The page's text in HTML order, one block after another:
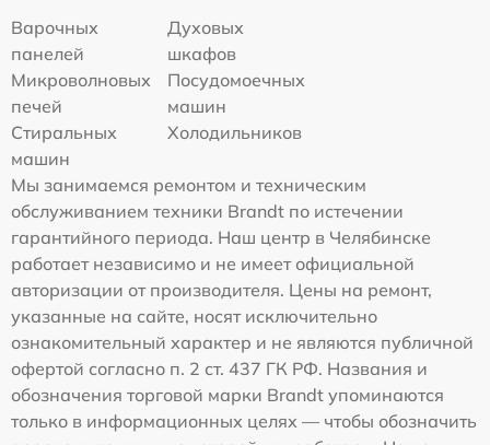
Варочных
панелей
Духовых
шкафов
Микроволновых
печей
Посудомоечных
машин
Стиральных
машин
Холодильников
Мы занимаемся ремонтом и техническим
обслуживанием техники Brandt по истечении
гарантийного периода. Наш центр в Челябинске
работает независимо и не имеет официальной
авторизации от производителя. Цены на ремонт,
указанные на сайте, носят исключительно
ознакомительный характер и не являются публичной
офертой согласно п. 2 ст. 437 ГК РФ. Названия и
обозначения торговой марки Brandt упоминаются
только в информационных целях — чтобы обозначить